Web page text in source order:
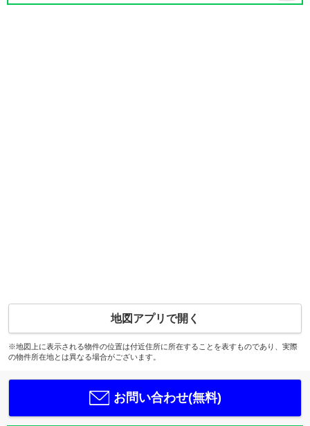
地図アプリで開く
※地図上に表示される物件の位置は付近住所に所在することを表すものであり、実際
の物件所在地とは異なる場合がございます。
お問い合わせ(無料)